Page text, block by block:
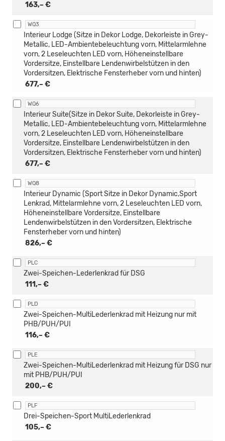
163,– €
WQ3
677,– €
Interieur Lodge (Sitze in Dekor Lodge, Dekorleiste in Grey-
Metallic, LED-Ambientebeleuchtung vorn, Mittelarmlehne
vorn, 2 Leseleuchten LED vorn, Höheneinstellbare
Vordersitze, Einstellbare Lendenwirbelstützen in den
Vordersitzen, Elektrische Fensterheber vorn und hinten)
WQ6
677,– €
Interieur Suite(Sitze in Dekor Suite, Dekorleiste in Grey-
Metallic, LED-Ambientebeleuchtung vorn, Mittelarmlehne
vorn, 2 Leseleuchten LED vorn, Höheneinstellbare
Vordersitze, Einstellbare Lendenwirbelstützen in den
Vordersitzen, Elektrische Fensterheber vorn und hinten)
WQ8
826,– €
Interieur Dynamic (Sport Sitze in Dekor Dynamic,Sport
Lenkrad, Mittelarmlehne vorn, 2 Leseleuchten LED vorn,
Höheneinstellbare Vordersitze, Einstellbare
Lendenwirbelstützen in den Vordersitzen, Elektrische
Fensterheber vorn und hinten)
PLC
111,– €
Zwei-Speichen-Lederlenkrad für DSG
PLD
116,– €
Zwei-Speichen-MultiLederlenkrad mit Heizung nur mit
PHB/PUH/PUI
PLE
200,– €
Zwei-Speichen-MultiLederlenkrad mit Heizung für DSG nur
mit PHB/PUH/PUI
PLF
105,– €
Drei-Speichen-Sport MultiLederlenkrad